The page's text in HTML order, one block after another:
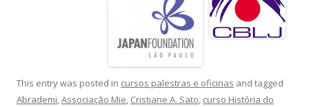
This entry was posted in cursos palestras e oficinas and tagged
Abrademi,Associação Mie, Cristiane A. Sato, curso História do